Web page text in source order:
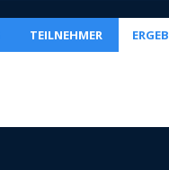
TEILNEHMER